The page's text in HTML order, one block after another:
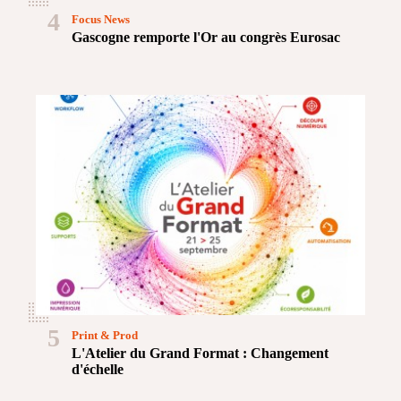
4
Gascogne remporte l'Or au congrès Eurosac
Focus News
5
L'Atelier du Grand Format : Changement
d'échelle
Print & Prod